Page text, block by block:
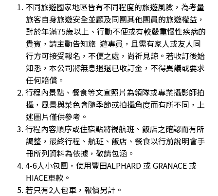
1. 不同旅遊國家地區皆有不同程度的旅遊風險，為考量
旅客自身旅遊安全並顧及同團其他團員的旅遊權益，
對於年滿75歲以上、行動不便或有較嚴重慢性疾病的
貴賓，請主動告知旅 遊專員，且需有家人或友人同
行方可接受報名，不便之處，尚祈見諒。若收訂後始
知悉，本公司將無息退還已收訂金，不得異議或要求
任何賠償。
2. 行程內景點、餐食等文宣照片為領隊或專業攝影師拍
攝，風景與菜色會隨季節或拍攝角度而有所不同，上
述圖片僅供參考。
3. 行程內容順序或住宿點將視航班、飯店之確認而有所
調整，最終行程、航班、飯店、餐食以行前說明會手
冊所列資料為依據，敬請包涵。
4. 4-6人小包團，使用豐田ALPHARD 或 GRANACE 或
HIACE車款。
5. 若只有2人包車，報價另計。